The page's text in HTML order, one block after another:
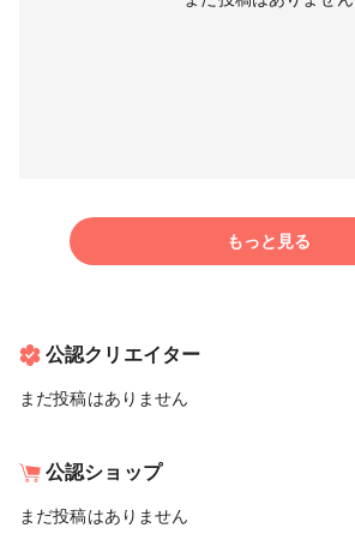
もっと見る
公認クリエイター
まだ投稿はありません
公認ショップ
まだ投稿はありません